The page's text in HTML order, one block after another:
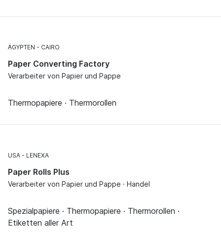
ÄGYPTEN CAIRO
Paper Converting Factory
Verarbeiter von Papier und Pappe
Thermopapiere · Thermorollen
USA LENEXA
Paper Rolls Plus
Verarbeiter von Papier und Pappe · Handel
Spezialpapiere · Thermopapiere · Thermorollen ·
Etiketten aller Art